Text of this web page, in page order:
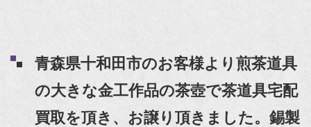
青森県十和田市のお客様より煎茶道具
の大きな金工作品の茶壺で茶道具宅配
買取を頂き、お譲り頂きました。錫製